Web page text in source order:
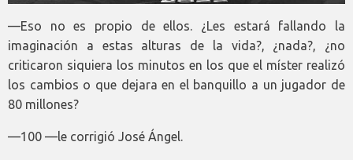
—Eso no es propio de ellos. ¿Les estará fallando la
imaginación a estas alturas de la vida?, ¿nada?, ¿no
criticaron siquiera los minutos en los que el míster realizó
los cambios o que dejara en el banquillo a un jugador de
80 millones?
—100 —le corrigió José Ángel.